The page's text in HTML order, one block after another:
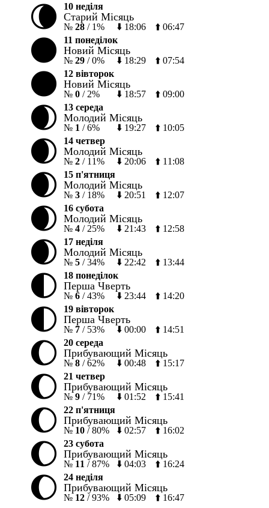
🌘 10 неділя
Старий Місяць
№ 28 / 1% ⬇️ 18:06 ⬆️ 06:47
🌑 11 понеділок
Новий Місяць
№ 29 /0% ⬇️ 18:29 ⬆️ 07:54
🌑 12 вівторок
Новий Місяць
№ 0 / 2% ⬇️ 18:57 ⬆️ 09:00
🌒 13 середа
Молодий Місяць
№ 1 /6% ⬇️ 19:27 ⬆️ 10:05
🌒 14 четвер
Молодий Місяць
№ 2 / 11% ⬇️ 20:06 ⬆️ 11:08
🌒 15 п'ятниця
Молодий Місяць
№ 3 / 18% ⬇️ 20:51 ⬆️ 12:07
🌒 16 субота
Молодий Місяць
№ 4 / 25% ⬇️ 21:43 ⬆️ 12:58
🌒 17 неділя
Молодий Місяць
№ 5 /34% ⬇️ 22:42 ⬆️ 13:44
🌓 18 понеділок
Перша Чверть
№ 6 /43% ⬇️ 23:44 ⬆️ 14:20
🌓 19 вівторок
Перша Чверть
№ 7 / 53% ⬇️ 00:00 ⬆️ 14:51
🌔 20 середа
Прибувающий Місяць
№ 8 /62% ⬇️ 00:48 ⬆️ 15:17
🌔 21 четвер
Прибувающий Місяць
№ 9 / 71% ⬇️ 01:52 ⬆️ 15:41
🌔 22 п'ятниця
Прибувающий Місяць
№ 10 /80% ⬇️ 02:57 ⬆️ 16:02
🌔 23 субота
Прибувающий Місяць
№ 11 /87% ⬇️ 04:03 ⬆️ 16:24
🌔 24 неділя
Прибувающий Місяць
№ 12 /93% ⬇️ 05:09 ⬆️ 16:47